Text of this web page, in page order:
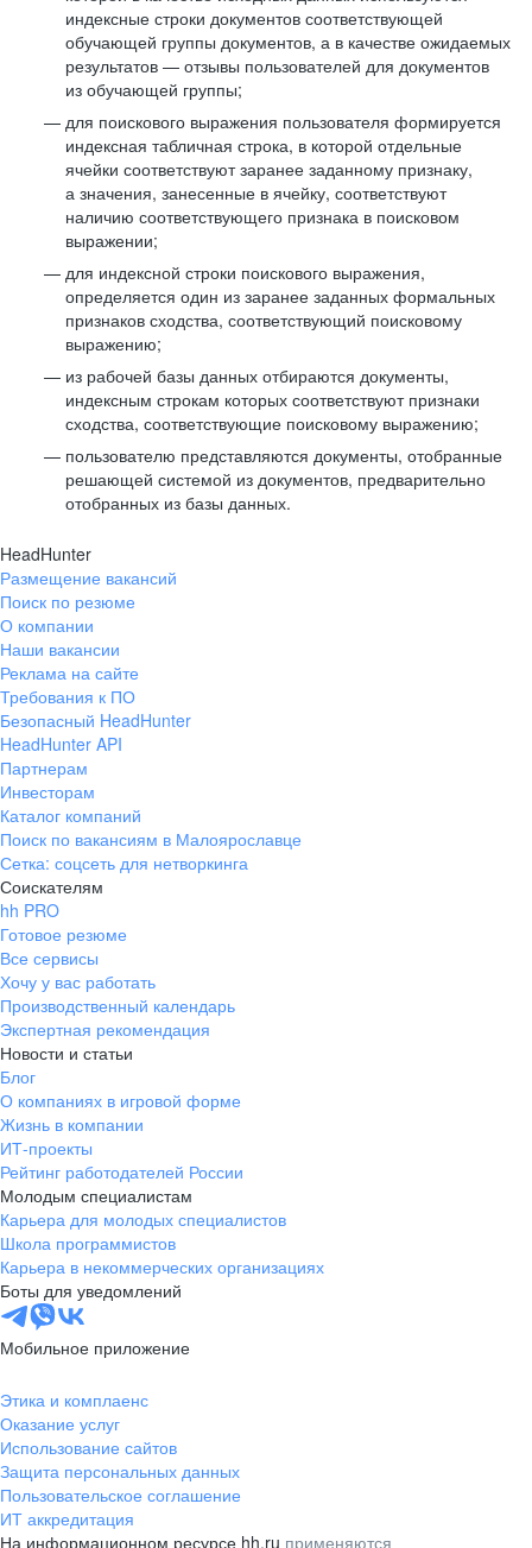
индексные строки документов соответствующей
обучающей группы документов, а в качестве ожидаемых
результатов — отзывы пользователей для документов
из обучающей группы;
для поискового выражения пользователя формируется
индексная табличная строка, в которой отдельные
ячейки соответствуют заранее заданному признаку,
а значения, занесенные в ячейку, соответствуют
наличию соответствующего признака в поисковом
выражении;
для индексной строки поискового выражения,
определяется один из заранее заданных формальных
признаков сходства, соответствующий поисковому
выражению;
из рабочей базы данных отбираются документы,
индексным строкам которых соответствуют признаки
сходства, соответствующие поисковому выражению;
пользователю представляются документы, отобранные
решающей системой из документов, предварительно
отобранных из базы данных.
HeadHunter
Размещение вакансий
Поиск по резюме
О компании
Наши вакансии
Реклама на сайте
Требования к ПО
Безопасный HeadHunter
HeadHunter API
Партнерам
Инвесторам
Каталог компаний
Поиск по вакансиям в Малоярославце
Сетка: соцсеть для нетворкинга
Соискателям
hh PRO
Готовое резюме
Все сервисы
Хочу у вас работать
Производственный календарь
Экспертная рекомендация
Новости и статьи
Блог
О компаниях в игровой форме
Жизнь в компании
ИТ-проекты
Рейтинг работодателей России
Молодым специалистам
Карьера для молодых специалистов
Школа программистов
Карьера в некоммерческих организациях
Боты для уведомлений
Мобильное приложение
Этика и комплаенс
Оказание услуг
Использование сайтов
Защита персональных данных
Пользовательское соглашение
ИТ аккредитация
На информационном ресурсе hh.ru применяются